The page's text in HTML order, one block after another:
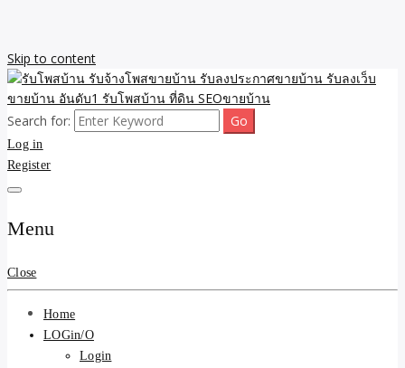
Skip to content
รับโพสบ้าน รับจ้างโพสขาย
บ้าน รับลงประกาศขายบ้าน
รับลงเว็บขายบ้าน อันดับ1
รับโพสบ้าน ที่ดิน SEOขาย
บ้าน
รับจ้างโพสขายบ้าน รับลงเว็บขายบ้าน รับโพสบ้าน รับลงประกาศขาย
บ้าน โพสบ้าน ขายที่ดิน SEO อสังหา ราคาถูก รับลงขายบ้าน
Search for:
Log in
Register
Menu
Close
Home
LOGin/O
Login